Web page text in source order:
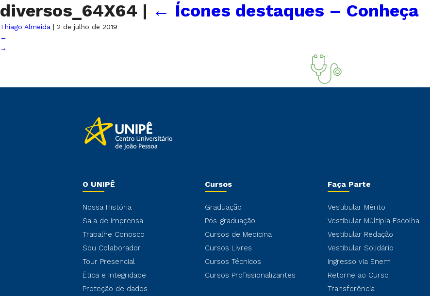
diversos_64X64 | ← Ícones destaques – Conheça
Thiago Almeida | 2 de julho de 2019
←
→
O UNIPÊ
Nossa História
Sala de Imprensa
Trabalhe Conosco
Sou Colaborador
Tour Presencial
Ética e Integridade
Proteção de dados
Cursos
Graduação
Pós-graduação
Cursos de Medicina
Cursos Livres
Cursos Técnicos
Cursos Profissionalizantes
Faça Parte
Vestibular Mérito
Vestibular Múltipla Escolha
Vestibular Redação
Vestibular Solidário
Ingresso via Enem
Retorne ao Curso
Transferência